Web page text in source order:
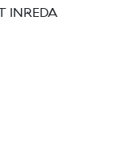
INREDA